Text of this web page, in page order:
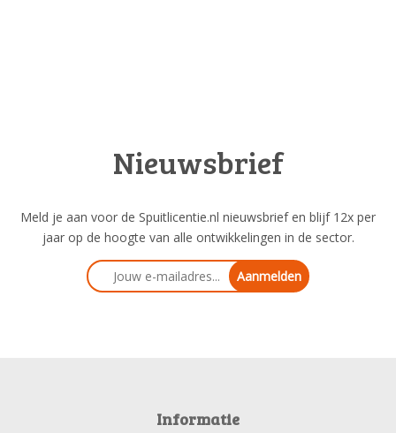
Nieuwsbrief
Meld je aan voor de Spuitlicentie.nl nieuwsbrief en blijf 12x per
jaar op de hoogte van alle ontwikkelingen in de sector.
Aanmelden
Informatie